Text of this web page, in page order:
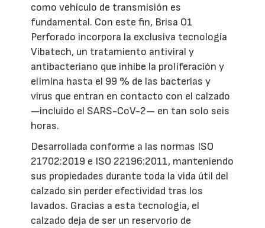
como vehículo de transmisión es
fundamental. Con este fin, Brisa O1
Perforado incorpora la exclusiva tecnología
Vibatech, un tratamiento antiviral y
antibacteriano que inhibe la proliferación y
elimina hasta el 99 % de las bacterias y
virus que entran en contacto con el calzado
—incluido el SARS-CoV-2— en tan solo seis
horas.
Desarrollada conforme a las normas ISO
21702:2019 e ISO 22196:2011, manteniendo
sus propiedades durante toda la vida útil del
calzado sin perder efectividad tras los
lavados. Gracias a esta tecnología, el
calzado deja de ser un reservorio de